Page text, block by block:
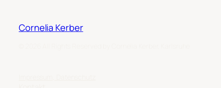
Cornelia Kerber